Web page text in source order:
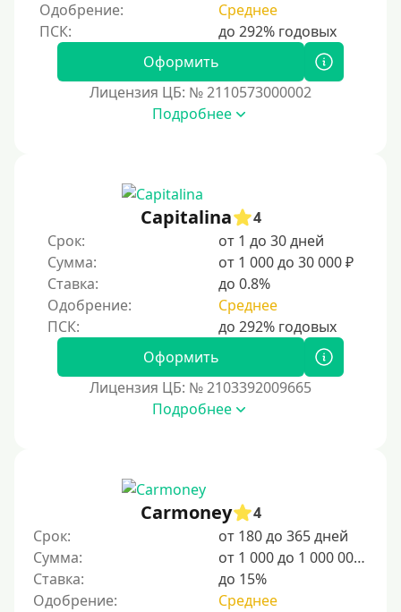
Пенсионерам до 85 лет
Безработным
Даже бомжам
Без упоминания места трудоустройства
Для граждан других стран, проживающих в
Для иностранных граждан, проживающих в
Кыргызстане
Для граждан Таджикистана, находящихся за рубежом
Для граждан Беларуси, приезжающих из-за рубежа
Для иностранцев, проживающих в Армении
Для граждан Узбекистана, проживающих за рубежом
Для граждан СНГ
300 руб
400 руб
500 руб
Одобрение: Среднее
Оформить
Лицензия ЦБ: № 2110573000002
Подробнее
Capitalina
4
Срок:
от 1 до 30 дней
Сумма:
от 1 000 до 30 000 ₽
Ставка:
до 0.8%
Одобрение:
Среднее
Оформить
Лицензия ЦБ: № 2103392009665
Подробнее
Carmoney
4
Срок:
от 180 до 365 дней
Сумма:
от 1 000 до 1 000 000 ₽
Ставка:
до 15%
Одобрение:
Среднее